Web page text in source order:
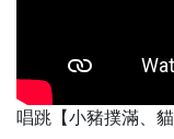
唱跳【小豬撲滿、